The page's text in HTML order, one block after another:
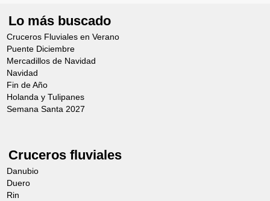
Lo más buscado
Cruceros Fluviales en Verano
Puente Diciembre
Mercadillos de Navidad
Navidad
Fin de Año
Holanda y Tulipanes
Semana Santa 2027
Cruceros fluviales
Danubio
Duero
Rin